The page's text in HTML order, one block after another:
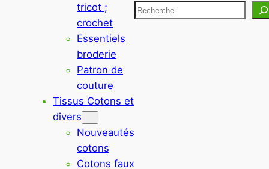
tricot ;
crochet
Essentiels
broderie
Patron de
couture
Tissus Cotons et
divers
Nouveautés
cotons
Cotons faux
Rechercher